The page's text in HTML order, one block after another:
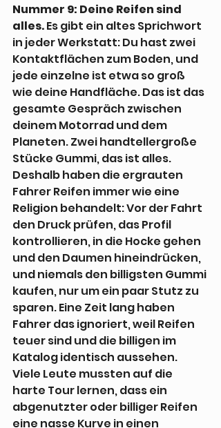
Nummer 9: Deine Reifen sind
alles. Es gibt ein altes Sprichwort
in jeder Werkstatt: Du hast zwei
Kontaktflächen zum Boden, und
jede einzelne ist etwa so groß
wie deine Handfläche. Das ist das
gesamte Gespräch zwischen
deinem Motorrad und dem
Planeten. Zwei handtellergroße
Stücke Gummi, das ist alles.
Deshalb haben die ergrauten
Fahrer Reifen immer wie eine
Religion behandelt: Vor der Fahrt
den Druck prüfen, das Profil
kontrollieren, in die Hocke gehen
und den Daumen hineindrücken,
und niemals den billigsten Gummi
kaufen, nur um ein paar Stutz zu
sparen. Eine Zeit lang haben
Fahrer das ignoriert, weil Reifen
teuer sind und die billigen im
Katalog identisch aussehen.
Viele Leute mussten auf die
harte Tour lernen, dass ein
abgenutzter oder billiger Reifen
eine nasse Kurve in einen